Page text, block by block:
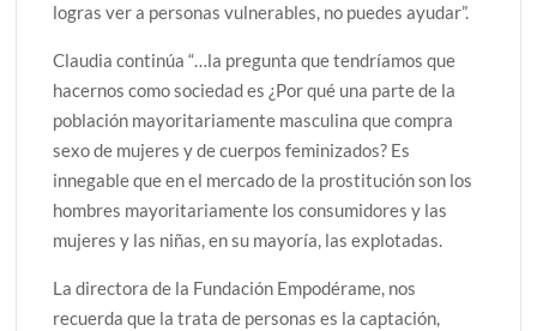
logras ver a personas vulnerables, no puedes ayudar”.
Claudia continúa “…la pregunta que tendríamos que
hacernos como sociedad es ¿Por qué una parte de la
población mayoritariamente masculina que compra
sexo de mujeres y de cuerpos feminizados? Es
innegable que en el mercado de la prostitución son los
hombres mayoritariamente los consumidores y las
mujeres y las niñas, en su mayoría, las explotadas.
La directora de la Fundación Empodérame, nos
recuerda que la trata de personas es la captación,